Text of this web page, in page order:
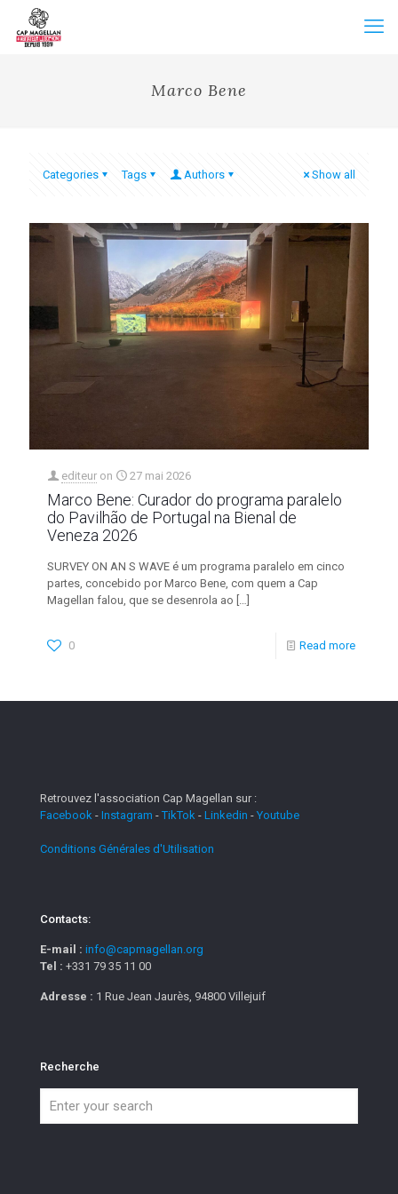
Marco Bene
Categories Tags Authors Show all
editeur on 27 mai 2026
Marco Bene: Curador do programa paralelo
do Pavilhão de Portugal na Bienal de
Veneza 2026
SURVEY ON AN S WAVE é um programa paralelo em cinco
partes, concebido por Marco Bene, com quem a Cap
Magellan falou, que se desenrola ao […]
0 Read more
Retrouvez l'association Cap Magellan sur :
Facebook - Instagram -TikTok - Linkedin - Youtube
Conditions Générales d'Utilisation
Contacts:
E-mail : info@capmagellan.org
Tel : +331 79 35 11 00
Adresse : 1 Rue Jean Jaurès, 94800 Villejuif
Recherche